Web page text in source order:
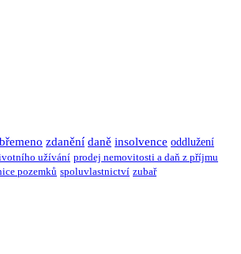
zdanění daně insolvence oddlužení
užívání prodej nemovitosti a daň z příjmu
pozemků spoluvlastnictví zubař